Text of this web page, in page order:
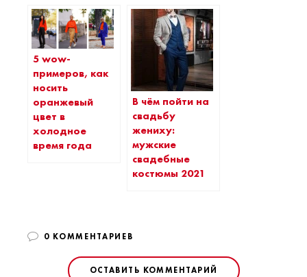
5 wow-
примеров, как
носить
оранжевый
цвет в
холодное
время года
В чём пойти на
свадьбу
жениху:
мужские
свадебные
костюмы 2021
0 КОММЕНТАРИЕВ
ОСТАВИТЬ КОММЕНТАРИЙ